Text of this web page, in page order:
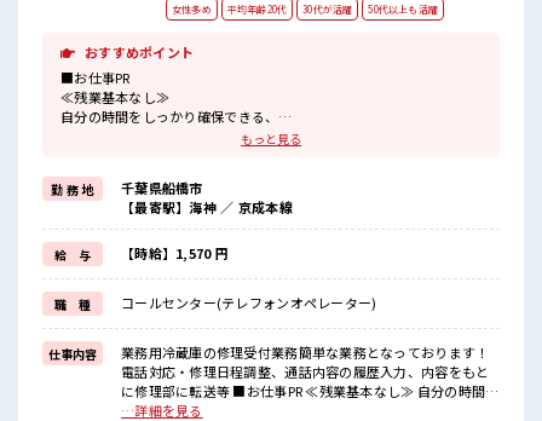
女性多め
平均年齢20代 30代が活躍 50代以上も活躍
おすすめポイント
■お仕事PR
≪残業基本なし≫
自分の時間をしっかり確保できる、
≪女性も仕事をしやすい職場≫
もちろん男性の応募も歓迎！
≪髪色自由で自分らしく働く≫
明るすぎたり奇抜でなければ基本的に自由！
(規定有)≪未経験でも活躍できる≫
新しいことにチャレンジするのは不安だけど、
しっかり働く環境が整っています！
イチからスキルUP・ステップUP目指していきましょう！
≪収入アップを目指せる≫
高時給だらけの派遣のお仕事です！
■職場の雰囲気
女性が多めの職場です♪
もっと見る
勤 務 地
千葉県船橋市
【最寄駅】海神 ／ 京成本線
給 与 【時給】1,570 円
職 種 コールセンター(テレフォンオペレーター)
仕事内容
業務用冷蔵庫の修理受付業務簡単な業務となっております！
電話対応・修理日程調整、通話内容の履歴入力、内容をもと
に修理部に転送等 ■お仕事PR ≪残業基本なし≫ 自分の時間を
しっかり確保できる、 残業基本ナシのお仕事♪ オンとオフを
…詳細を見る